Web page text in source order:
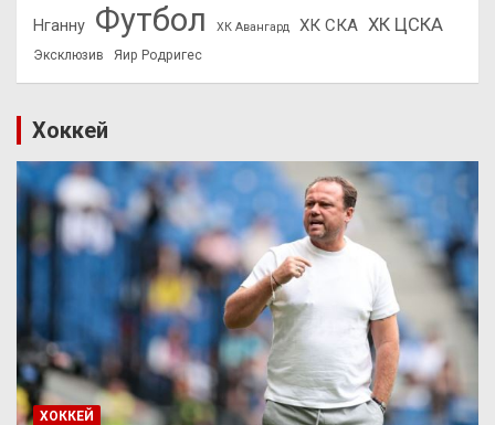
Нганну Футбол ХК Авангард ХК СКА ХК ЦСКА
Эксклюзив Яир Родригес
Хоккей
ХОККЕЙ